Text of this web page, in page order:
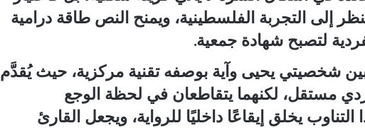
إلى التجربة الفلسطينية، ويمنح النص طاقة درامية
لتصبح شهادة جمعية.
شخصيتي يحيى وآية بوصفه تقنية مركزية، حيث يُقدَّم
مستقل، لكنهما يتقاطعان في لحظة الوجع
يخلق إيقاعًا داخليًا للرواية، ويجعل القارئ